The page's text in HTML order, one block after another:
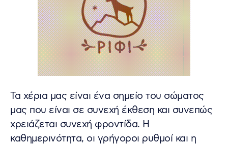
Τα χέρια μας είναι ένα σημείο του σώματος
μας που είναι σε συνεχή έκθεση και συνεπώς
χρειάζεται συνεχή φροντίδα. Η
καθημερινότητα, οι γρήγοροι ρυθμοί και η